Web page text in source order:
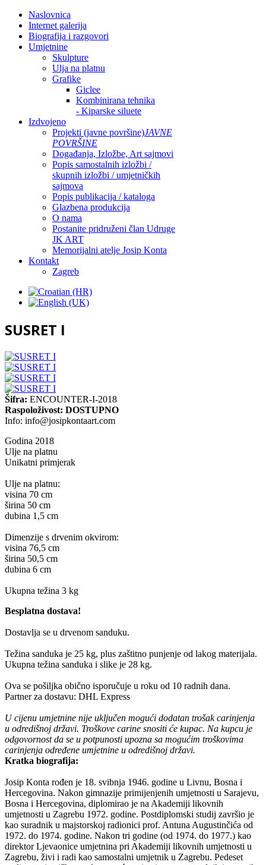
Naslovnica
Internet galerija
Biografija i razgovori
Umjetnine
Skulpture
Ulja na platnu
Grafike
Giclee
Kombinirana tehnika
- Kiparske siluete
Izdvojeno
Projekti (javne površine)JAVNE
POVRŠINE
Događanja, Izložbe, Art sajmovi
Popis samostalnih izložbi /
skupnih izložbi / umjetničkih
sajmova
Popis publikacija / kataloga
Glazbena produkcija
O nama
Postanite pridruženi član Udruge
JK ART
Memorijalni atelje Josip Konta
Kontakt
Zagreb
SUSRET I
Šifra: ENCOUNTER-I-2018
Raspoloživost: DOSTUPNO
Info: info@josipkontaart.com
Godina 2018
Ulje na platnu
Unikatni primjerak
Ulje na platnu:
visina 70 cm
širina 50 cm
dubina 1,5 cm
Dimenzije s drvenim okvirom:
visina 76,5 cm
širina 50,5 cm
dubina 6 cm
Ukupna težina 3 kg
Besplatna dostava!
Dostavlja se u drvenom sanduku.
Težina sanduka je 25 kg, plus zaštitno punjenje od lakog materijala.
Ukupna težina sanduka i slike je 28 kg.
Ova se pošiljka obično isporučuje u roku od 10 radnih dana.
Partner za dostavu: DHL Express
U cijenu umjetnine nije uključen mogući dodatan trošak carinjenja
u odredišnoj državi. Troškove carine snositi će kupac. Na kupcu je
odgovornostda se u potpunosti upozna sa mogućim troškovima
carinjenja određene umjetnine u odredišnoj državi.
Kratka biografija:
Josip Konta rođen je 18. svibnja 1946. godine u Livnu, Bosna i
Hercegovina. Nakon gimnazije primijenjenih umjetnosti u Sarajevu,
Bosna i Hercegovina, diplomirao je na Akademiji likovnih
umjetnosti u Zagrebu 1972. godine. Postdiplomski studij završio je
kao suradnik u majstorskoj radionici prof. Antuna Augustinčića od
1972. do 1974. godine. Nakon tri godine (od 1974. do 1977.) kao
direktor Ljevaonice umjetnina pri Akademiji likovnih umjetnosti u
Zagrebu, živi i radi kao samostalni umjetnik u Zagrebu. Pedeset